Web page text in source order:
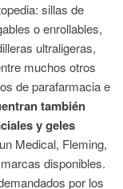
sillas de
o enrollables,
ultraligeras,
muchos otros
de parafarmacia e
también
y geles
Medical, Fleming,
disponibles.
por los